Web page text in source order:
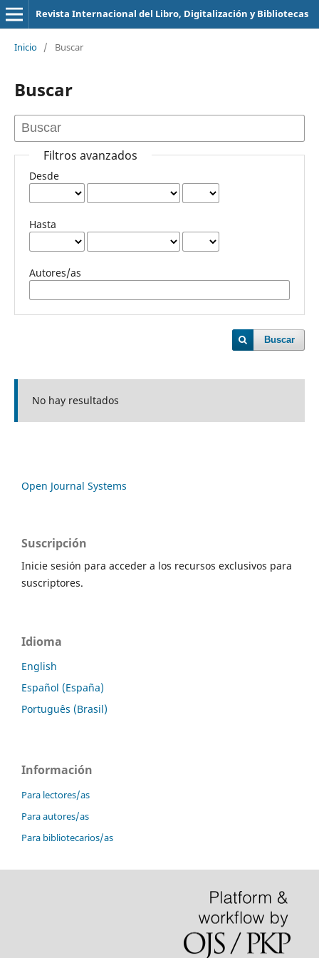
Revista Internacional del Libro, Digitalización y Bibliotecas
Inicio / Buscar
Buscar
Filtros avanzados
Desde
Hasta
Autores/as
Buscar
No hay resultados
Open Journal Systems
Suscripción
Inicie sesión para acceder a los recursos exclusivos para
suscriptores.
Idioma
English
Español (España)
Português (Brasil)
Información
Para lectores/as
Para autores/as
Para bibliotecarios/as